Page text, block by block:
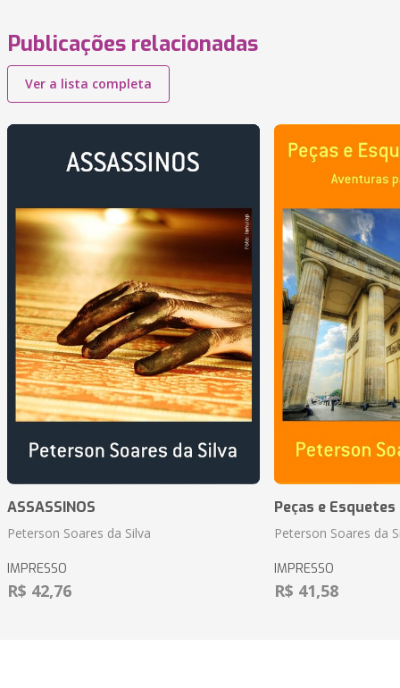
Publicações relacionadas
Ver a lista completa
ASSASSINOS
Peterson Soares da Silva
IMPRESSO
R$ 42,76
Peças e
Peterson Soares da
IMPRESSO
R$ 41,58